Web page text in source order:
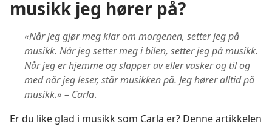
musikk jeg hører på?
«Når jeg gjør meg klar om morgenen, setter jeg på
musikk. Når jeg setter meg i bilen, setter jeg på musikk.
Når jeg er hjemme og slapper av eller vasker og til og
med når jeg leser, står musikken på. Jeg hører alltid på
musikk.» – Carla.
Er du like glad i musikk som Carla er? Denne artikkelen